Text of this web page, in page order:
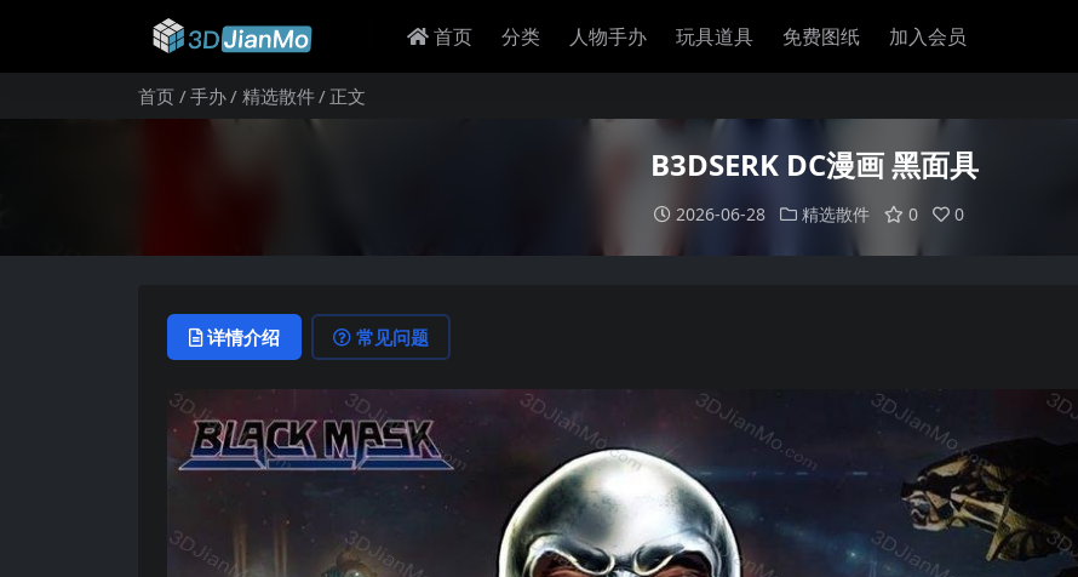
首页 分类 人物手办 玩具道具 免费图纸 加入会员
首页 手办 精选散件 正文
B3DSERK DC漫画 黑面具
2026-06-28 精选散件 0 0
详情介绍 常见问题